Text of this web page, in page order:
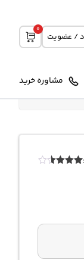
/ عضویت
0
مشاوره خرید